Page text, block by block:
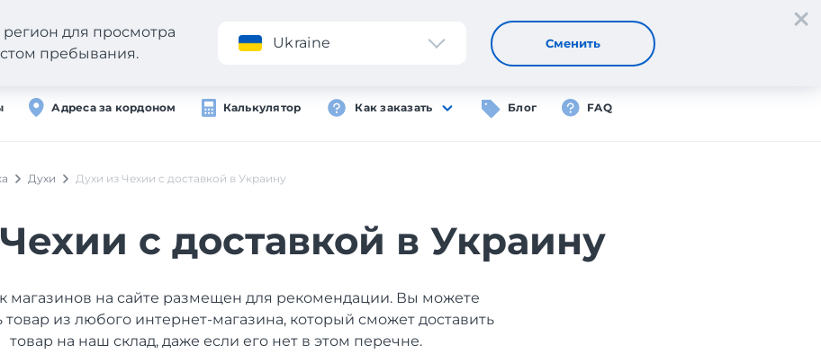
Приложение Регистрация Вход
Адреса за кордоном Калькулятор Как заказать Блог FAQ
для просмотра
пребывания.
Ukraine Сменить
Духи Духи из Чехии с доставкой в Украину
с доставкой в Украину
магазинов на сайте размещен для рекомендации. Вы можете
товар из любого интернет-магазина, который сможет доставить
товар на наш склад, даже если его нет в этом перечне.